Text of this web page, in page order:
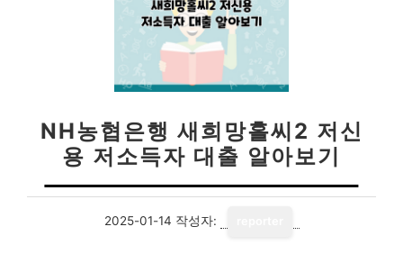
NH농협은행 새희망홀씨2 저신
용 저소득자 대출 알아보기
2025-01-14 작성자: